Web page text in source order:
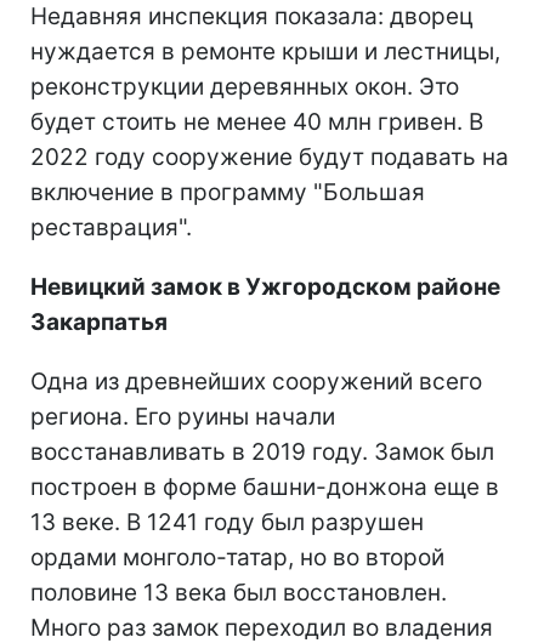
Недавняя инспекция показала: дворец
нуждается в ремонте крыши и лестницы,
реконструкции деревянных окон. Это
будет стоить не менее 40 млн гривен. В
2022 году сооружение будут подавать на
включение в программу "Большая
реставрация".
Невицкий замок в Ужгородском районе
Закарпатья
Одна из древнейших сооружений всего
региона. Его руины начали
восстанавливать в 2019 году. Замок был
построен в форме башни-донжона еще в
13 веке. В 1241 году был разрушен
ордами монголо-татар, но во второй
половине 13 века был восстановлен.
Много раз замок переходил во владения